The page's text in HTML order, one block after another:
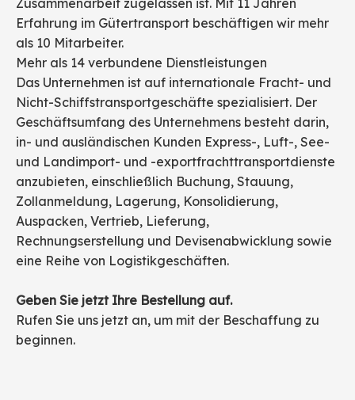
Erfahrung im Gütertransport beschäftigen wir mehr
als 10 Mitarbeiter.
Mehr als 14 verbundene Dienstleistungen
Das Unternehmen ist auf internationale Fracht- und
Nicht-Schiffstransportgeschäfte spezialisiert. Der
Geschäftsumfang des Unternehmens besteht darin,
in- und ausländischen Kunden Express-, Luft-, See-
und Landimport- und -exportfrachttransportdienste
anzubieten, einschließlich Buchung, Stauung,
Zollanmeldung, Lagerung, Konsolidierung,
Auspacken, Vertrieb, Lieferung,
Rechnungserstellung und Devisenabwicklung sowie
eine Reihe von Logistikgeschäften.
Geben Sie jetzt Ihre Bestellung auf.
Rufen Sie uns jetzt an, um mit der Beschaffung zu
beginnen.